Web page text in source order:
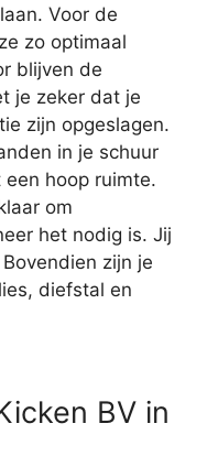
Voor de
zo optimaal
blijven de
je zeker dat je
zijn opgeslagen.
in je schuur
hoop ruimte.
om
het nodig is. Jij
zijn je
diefstal en
BV in